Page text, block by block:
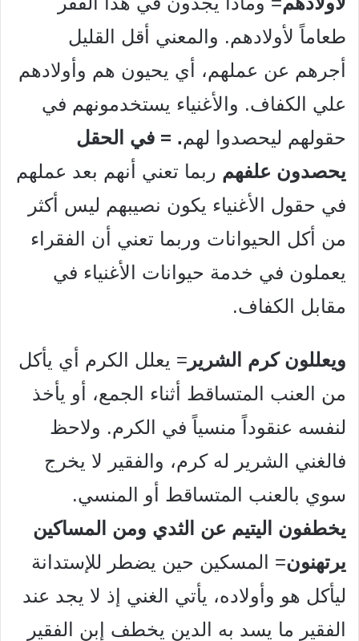
طعاماً لأولادهم. والمعني أقل القليل
أجرهم عن عملهم، أي يحيون هم وأولادهم
علي الكفاف. والأغنياء يستخدمونهم في
حقولهم ليحصدوا لهم. = في الحقل
يحصدون علفهم ربما تعني أنهم بعد عملهم
في حقول الأغنياء يكون نصيبهم ليس أكثر
من أكل الحيوانات وربما تعني أن الفقراء
يعملون في خدمة حيوانات الأغنياء في
مقابل الكفاف.
ويعللون كرم الشرير = يعلل الكرم أي يأكل
من العنب المتساقط أثناء الجمع، أو يأخذ
لنفسه عنقوداً منسياً في الكرم. ولاحظ
فالغني الشرير له كرم، والفقير لا يخرج
سوي بالعنب المتساقط أو المنسي.
يخطفون اليتيم عن الثدي ومن المساكين
يرتهنون= المسكين حين يضطر للإستدانة
ليأكل هو وأولاده، يأتي الغني إذ لا يجد عند
الفقير ما يسد به الدين يخطف إبن الفقير